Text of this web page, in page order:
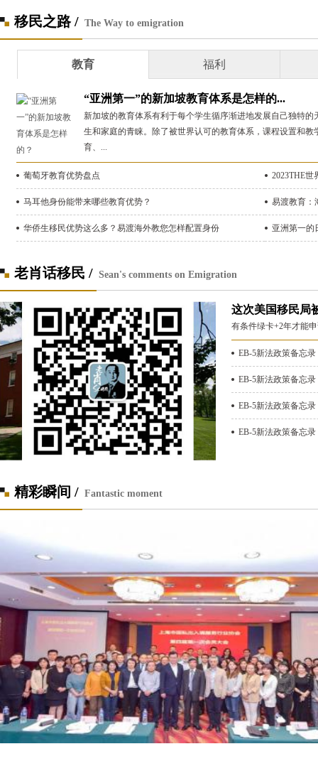
移民之路 / The Way to emigration
教育 福利
“亚洲第一”的新加坡教育体系是怎样的...
新加坡的教育体系有利于每个学生循序渐进地发展自己独特
生和家庭的青睐。除了被世界认可的教育体系，课程设置和
育、...
葡萄牙教育优势盘点 2023THE世
马耳他身份能带来哪些教育优势？ 易渡教育：
华侨生移民优势这么多？易渡海外教您怎样配置身份 亚洲第一的
老肖话移民 / Sean's comments on Emigration
这次美国移民局
有条件绿卡+2年才能
EB-5新法政策备忘
EB-5新法政策备忘
EB-5新法政策备忘
EB-5新法政策备忘
精彩瞬间 / Fantastic moment